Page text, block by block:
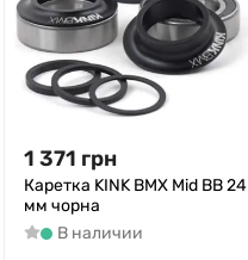
1 371 грн
Каретка KINK BMX Mid BB 24
мм чорна
В наличии